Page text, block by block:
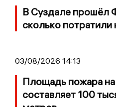
В Суздале прошёл
сколько потратили
03/08/2026 14:13
Площадь пожара
составляет 100